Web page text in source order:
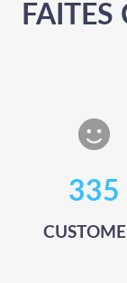
423